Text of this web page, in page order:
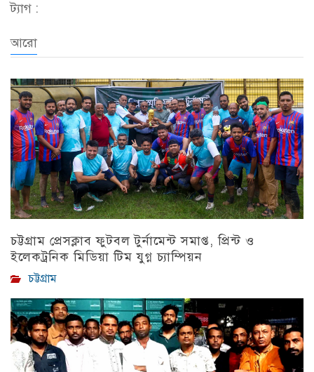
ট্যাগ :
আরো
চট্টগ্রাম প্রেসক্লাব ফুটবল টুর্নামেন্ট সমাপ্ত, প্রিন্ট ও
ইলেকট্রনিক মিডিয়া টিম যুগ্ন চ্যাম্পিয়ন
চট্টগ্রাম